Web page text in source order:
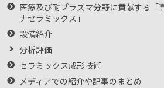
医療及び耐プラズマ分野に貢献する「
ナセラミックス」
設備紹介
分析評価
セラミックス成形技術
メディアでの紹介や記事のまとめ